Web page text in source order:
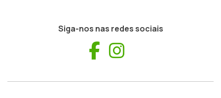
Siga-nos nas redes sociais
Facebook